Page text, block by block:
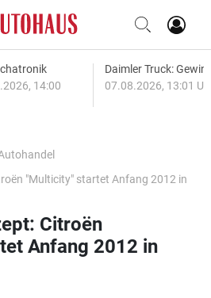
14:00
Daimler Truck:
07.08.2026, 13:01
"Multicity" startet Anfang 2012 in
Citroën
Anfang 2012 in